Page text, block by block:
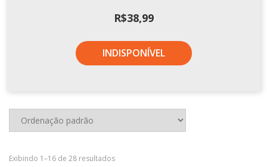
R$38,99
INDISPONÍVEL
Exibindo 1–16 de 28 resultados